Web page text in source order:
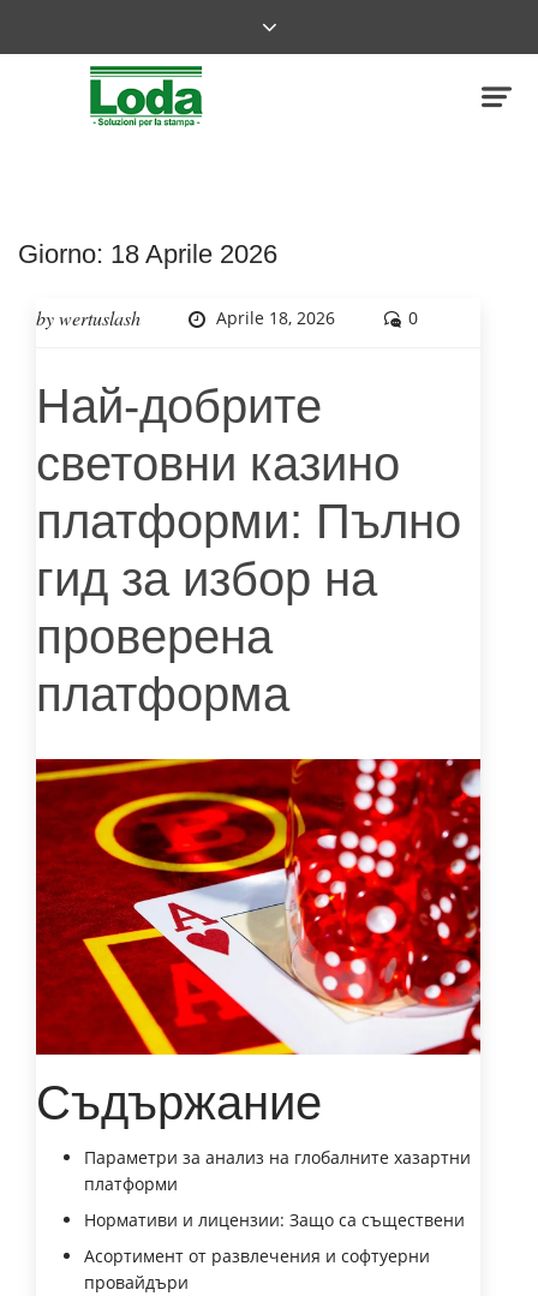
Giorno: 18 Aprile 2026
bywertuslash Aprile 18, 2026 0
Най-добрите
световни казино
платформи: Пълно
гид за избор на
проверена
платформа
Съдържание
Параметри за анализ на глобалните хазартни
платформи
Нормативи и лицензии: Защо са съществени
Асортимент от развлечения и софтуерни
провайдъри